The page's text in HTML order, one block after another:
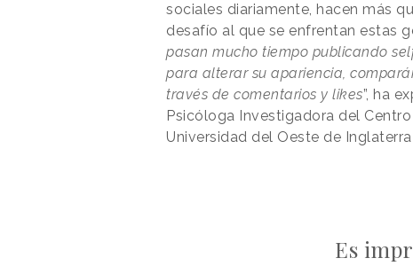
sociales diariamente, hacen más
desafío al que se enfrentan estas
pasan mucho tiempo publicando
para alterar su apariencia,
través de comentarios y likes”, ha
Psicóloga Investigadora del
Universidad del Oeste de Inglaterra
Es